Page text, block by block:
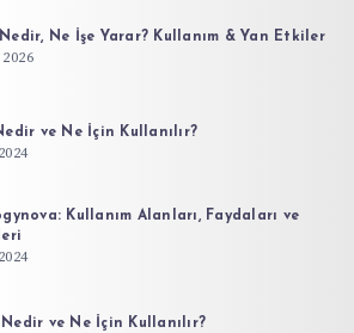
Ne İşe Yarar? Kullanım & Yan Etkiler
ve Ne İçin Kullanılır?
Kullanım Alanları, Faydaları ve
ve Ne İçin Kullanılır?